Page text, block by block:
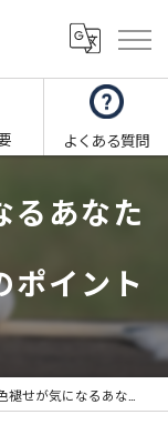
よくある質問
るあなた
ポイント
るあなたへ！原因や対策、色選びのポイントを解説